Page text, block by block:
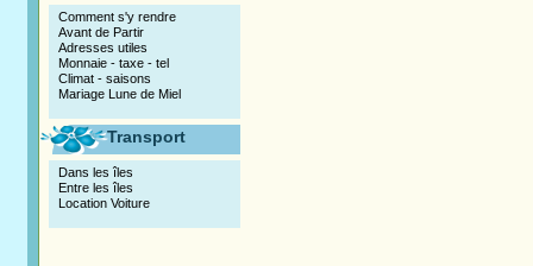
Comment s'y rendre
Avant de Partir
Adresses utiles
Monnaie - taxe - tel
Climat - saisons
Mariage Lune de Miel
Transport
Dans les îles
Entre les îles
Location Voiture